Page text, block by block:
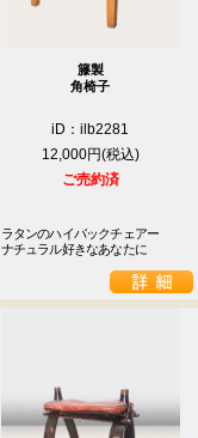
籐製
角椅子
iD：ilb2281
12,000円
ご売約済
ラタンのハイバックチェアー
ナチュラル好きなあなたに